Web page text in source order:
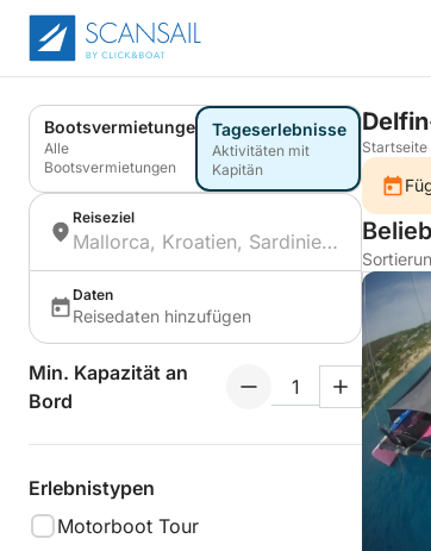
Bootsvermietungen
Alle
Bootsvermietungen
Tageserlebnisse
Aktivitäten mit
Kapitän
Reiseziel
Daten
Reisedaten hinzufügen
Min. Kapazität an
Bord
Erlebnistypen
Motorboot Tour
Startseite